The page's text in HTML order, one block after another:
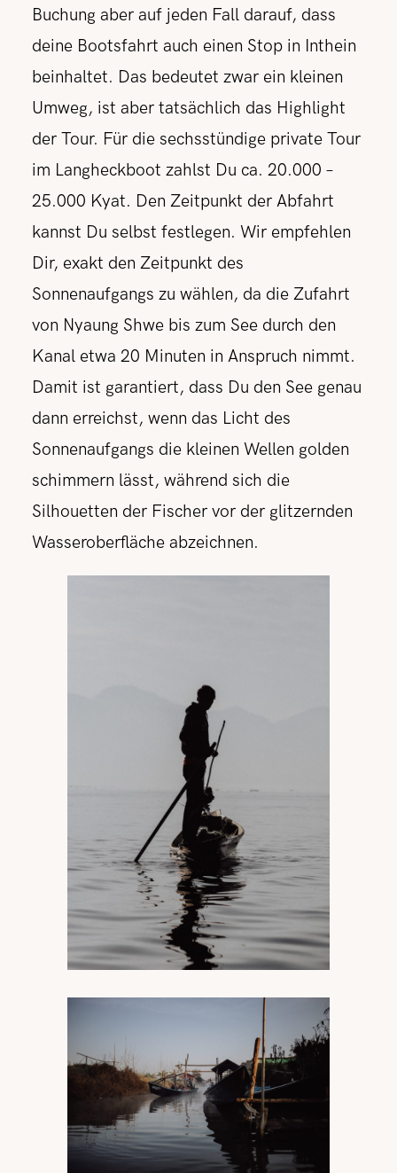
Buchung aber auf jeden Fall darauf, dass
deine Bootsfahrt auch einen Stop in Inthein
beinhaltet. Das bedeutet zwar ein kleinen
Umweg, ist aber tatsächlich das Highlight
der Tour. Für die sechsstündige private Tour
im Langheckboot zahlst Du ca. 20.000 –
25.000 Kyat. Den Zeitpunkt der Abfahrt
kannst Du selbst festlegen. Wir empfehlen
Dir, exakt den Zeitpunkt des
Sonnenaufgangs zu wählen, da die Zufahrt
von Nyaung Shwe bis zum See durch den
Kanal etwa 20 Minuten in Anspruch nimmt.
Damit ist garantiert, dass Du den See genau
dann erreichst, wenn das Licht des
Sonnenaufgangs die kleinen Wellen golden
schimmern lässt, während sich die
Silhouetten der Fischer vor der glitzernden
Wasseroberfläche abzeichnen.